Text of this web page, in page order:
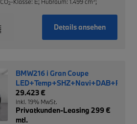
2
Details ansehen
BMW216 i Gran Coupe
LED+Temp+SHZ+Navi+DAB+RFK
29.423 €
inkl. 19% MwSt.
Privatkunden-Leasing 299 €
mtl.